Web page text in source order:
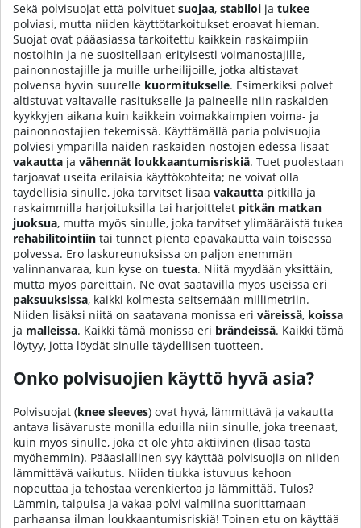
Sekä polvisuojat että polvituet suojaa, stabiloi ja tukee
polviasi, mutta niiden käyttötarkoitukset eroavat hieman.
Suojat ovat pääasiassa tarkoitettu kaikkein raskaimpiin
nostoihin ja ne suositellaan erityisesti voimanostajille,
painonnostajille ja muille urheilijoille, jotka altistavat
polvensa hyvin suurelle kuormitukselle. Esimerkiksi polvet
altistuvat valtavalle rasitukselle ja paineelle niin raskaiden
kyykkyjen aikana kuin kaikkein voimakkaimpien voima- ja
painonnostajien tekemissä. Käyttämällä paria polvisuojia
polviesi ympärillä näiden raskaiden nostojen edessä lisäät
vakautta ja vähennät loukkaantumisriskiä. Tuet puolestaan
tarjoavat useita erilaisia käyttökohteita; ne voivat olla
täydellisiä sinulle, joka tarvitset lisää vakautta pitkillä ja
raskaimmilla harjoituksilla tai harjoittelet pitkän matkan
juoksua, mutta myös sinulle, joka tarvitset ylimääräistä tukea
rehabilitointiin tai tunnet pientä epävakautta vain toisessa
polvessa. Ero laskureunuksissa on paljon enemmän
valinnanvaraa, kun kyse on tuesta. Niitä myydään yksittäin,
mutta myös pareittain. Ne ovat saatavilla myös useissa eri
paksuuksissa, kaikki kolmesta seitsemään millimetriin.
Niiden lisäksi niitä on saatavana monissa eri väreissä, koissa
ja malleissa. Kaikki tämä monissa eri brändeissä. Kaikki tämä
löytyy, jotta löydät sinulle täydellisen tuotteen.
Onko polvisuojien käyttö hyvä asia?
Polvisuojat (knee sleeves) ovat hyvä, lämmittävä ja vakautta
antava lisävaruste monilla eduilla niin sinulle, joka treenaat,
kuin myös sinulle, joka et ole yhtä aktiivinen (lisää tästä
myöhemmin). Pääasiallinen syy käyttää polvisuojia on niiden
lämmittävä vaikutus. Niiden tiukka istuvuus kehoon
nopeuttaa ja tehostaa verenkiertoa ja lämmittää. Tulos?
Lämmin, taipuisa ja vakaa polvi valmiina suorittamaan
parhaansa ilman loukkaantumisriskiä! Toinen etu on käyttää